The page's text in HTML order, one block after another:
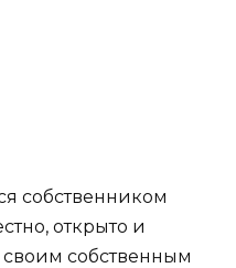
собственником
открыто и
собственным